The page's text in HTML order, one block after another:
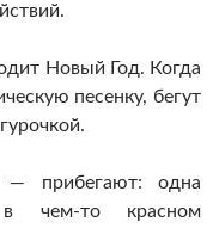
Новый Год. Когда
песенку, бегут
— прибегают: одна
в чем-токрасном